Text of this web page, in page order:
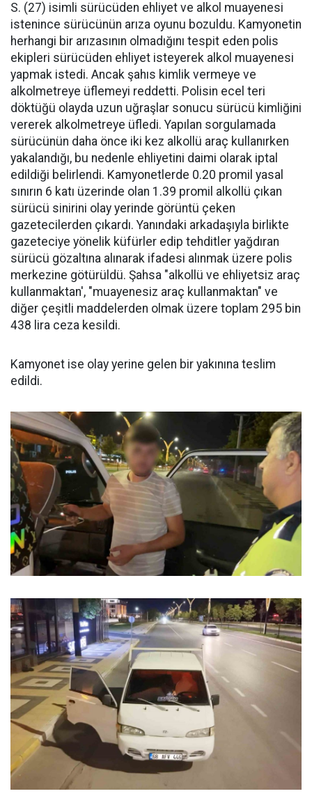
S. (27) isimli sürücüden ehliyet ve alkol muayenesi
istenince sürücünün arıza oyunu bozuldu. Kamyonetin
herhangi bir arızasının olmadığını tespit eden polis
ekipleri sürücüden ehliyet isteyerek alkol muayenesi
yapmak istedi. Ancak şahıs kimlik vermeye ve
alkolmetreye üflemeyi reddetti. Polisin ecel teri
döktüğü olayda uzun uğraşlar sonucu sürücü kimliğini
vererek alkolmetreye üfledi. Yapılan sorgulamada
sürücünün daha önce iki kez alkollü araç kullanırken
yakalandığı, bu nedenle ehliyetini daimi olarak iptal
edildiği belirlendi. Kamyonetlerde 0.20 promil yasal
sınırın 6 katı üzerinde olan 1.39 promil alkollü çıkan
sürücü sinirini olay yerinde görüntü çeken
gazetecilerden çıkardı. Yanındaki arkadaşıyla birlikte
gazeteciye yönelik küfürler edip tehditler yağdıran
sürücü gözaltına alınarak ifadesi alınmak üzere polis
merkezine götürüldü. Şahsa "alkollü ve ehliyetsiz araç
kullanmaktan', "muayenesiz araç kullanmaktan" ve
diğer çeşitli maddelerden olmak üzere toplam 295 bin
438 lira ceza kesildi.
Kamyonet ise olay yerine gelen bir yakınına teslim
edildi.